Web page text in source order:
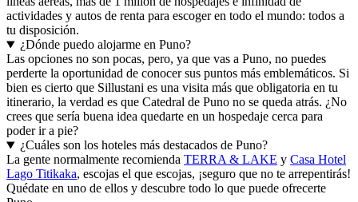
actividades y autos de renta para escoger en todo el mundo: todos a
tu disposición.
¿Dónde puedo alojarme en Puno?
Las opciones no son pocas, pero, ya que vas a Puno, no puedes
perderte la oportunidad de conocer sus puntos más emblemáticos. Si
bien es cierto que Sillustani es una visita más que obligatoria en tu
itinerario, la verdad es que Catedral de Puno no se queda atrás. ¿No
crees que sería buena idea quedarte en un hospedaje cerca para
poder ir a pie?
¿Cuáles son los hoteles más destacados de Puno?
La gente normalmente recomienda TERRA & LAKE y Casa Hotel
Lago Titikaka, escojas el que escojas, ¡seguro que no te arrepentirás!
Quédate en uno de ellos y descubre todo lo que puede ofrecerte